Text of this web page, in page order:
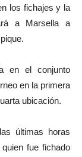
los fichajes y la
a Marsella a
en el conjunto
en la primera
ubicación.
últimas horas
fue fichado